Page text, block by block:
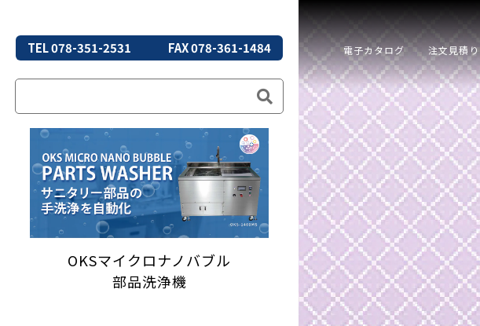
TEL 078-351-2531 FAX 078-361-1484
OKSマイクロナノバブル
部品洗浄機
電子カタログ 注文見積り